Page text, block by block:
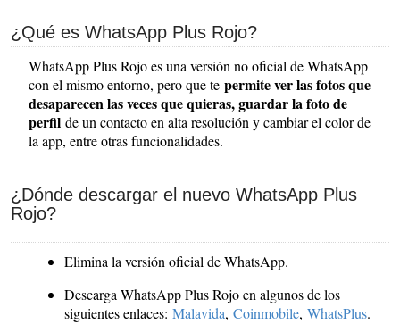
¿Qué es WhatsApp Plus Rojo?
WhatsApp Plus Rojo es una versión no oficial de WhatsApp
con el mismo entorno, pero que te permite ver las fotos que
desaparecen las veces que quieras, guardar la foto de
perfil de un contacto en alta resolución y cambiar el color de
la app, entre otras funcionalidades.
¿Dónde descargar el nuevo WhatsApp Plus
Rojo?
Elimina la versión oficial de WhatsApp.
Descarga WhatsApp Plus Rojo en algunos de los
siguientes enlaces: Malavida, Coinmobile, WhatsPlus.